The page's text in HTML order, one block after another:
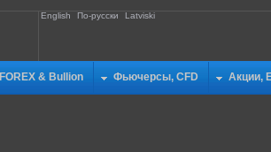
English По-русски Latviski
FOREX & Bullion Фьючерсы, CFD Акции,